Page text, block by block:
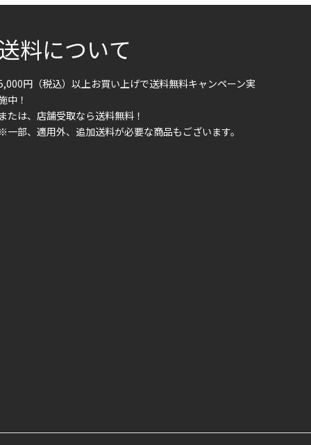
料について
円（税込）以上お買い上げで送料無料キャンペーン実
中！
または、店舗受取なら送料無料！
※一部、適用外、追加送料が必要な商品もございます。